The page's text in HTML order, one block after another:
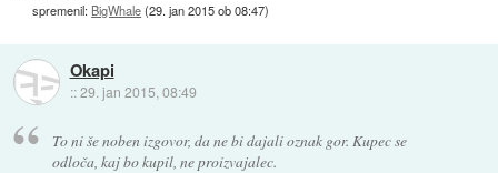
spremenil: BigWhale(29. jan 2015 ob 08:47)
Okapi
::29. jan 2015, 08:49
To ni še noben izgovor, da ne bi dajali oznak gor. Kupec se
odloča, kaj bo kupil, ne proizvajalec.